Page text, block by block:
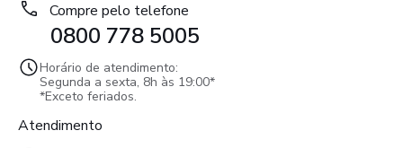
Compre pelo telefone
0800 778 5005
Horário de atendimento:
Segunda a sexta, 8h às 19:00*
*Exceto feriados.
Atendimento